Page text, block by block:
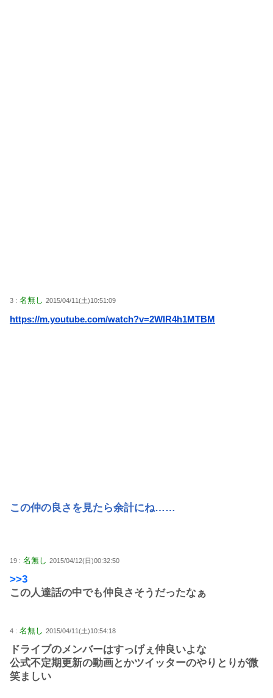
3 : 名無し 2015/04/11(土)10:51:09
https://m.youtube.com/watch?v=2WlR4h1MTBM
この仲の良さを見たら余計にね……
19 : 名無し 2015/04/12(日)00:32:50
>>3
この人達話の中でも仲良さそうだったなぁ
4 : 名無し 2015/04/11(土)10:54:18
ドライブのメンバーはすっげぇ仲良いよな
公式不定期更新の動画とかツイッターのやりとりが微
笑ましい